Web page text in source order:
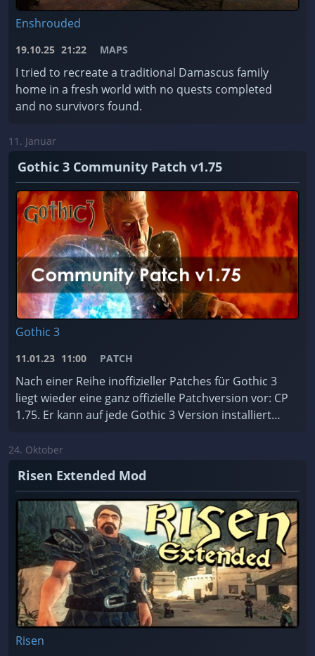
Enshrouded
19.10.25 21:22 MAPS
I tried to recreate a traditional Damascus family
home in a fresh world with no quests completed
and no survivors found.
11. Januar
Gothic 3 Community Patch v1.75
Gothic 3
11.01.23 11:00 PATCH
Nach einer Reihe inoffizieller Patches für Gothic 3
liegt wieder eine ganz offizielle Patchversion vor: CP
1.75. Er kann auf jede Gothic 3 Version installiert
24. Oktober
Risen Extended Mod
Risen